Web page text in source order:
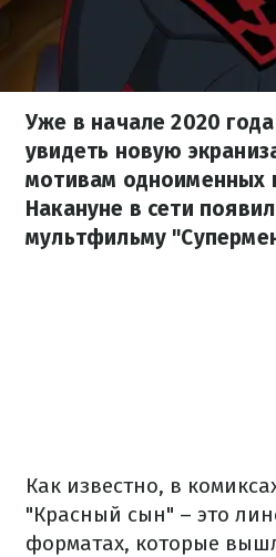
Уже в начале 2020
увидеть новую
мотивам одноименных
Накануне в сети
мультфильму
Как известно, в
"Красный сын" – это
форматах, которые